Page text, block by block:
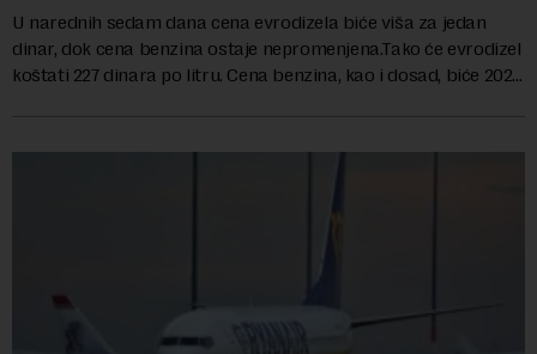
U narednih sedam dana cena evrodizela biće viša za jedan
dinar, dok cena benzina ostaje nepromenjena.Tako će evrodizel
koštati 227 dinara po litru. Cena benzina, kao i dosad, biće 202